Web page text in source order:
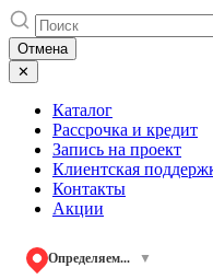
Skip
to
content
Отмена
✕
Каталог
Рассрочка и кредит
Запись на проект
Клиентская
Контакты
Акции
Определяем... ▼